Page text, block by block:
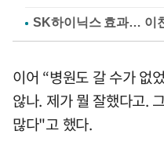
이어 “병원도 갈 수가 없
않나. 제가 뭘 잘했다고.
많다"고 했다.